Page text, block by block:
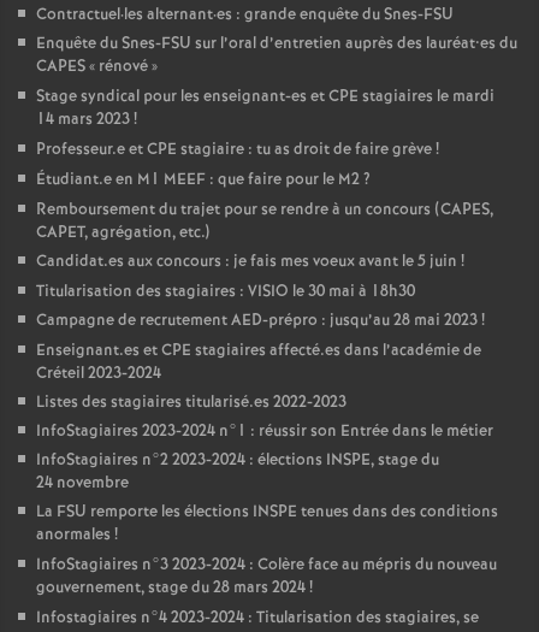
Contractuel·les alternant·es : grande enquête du Snes-FSU
Enquête du Snes-FSU sur l’oral d’entretien auprès des lauréat•es du
CAPES« rénové»
Stage syndical pour les enseignant-es etCPE stagiaires le mardi
14 mars 2023!
Professeur.e etCPE stagiaire : tu as droit de faire grève!
Étudiant.e en M1 MEEF : que faire pour le M2?
Remboursement du trajet pour se rendre à un concours (CAPES,
CAPET, agrégation, etc.)
Candidat.es aux concours : je fais mes voeux avant le 5 juin !
Titularisation des stagiaires : VISIO le 30 mai à 18h30
Campagne de recrutementAED-prépro : jusqu’au 28 mai 2023!
Enseignant.es etCPE stagiaires affecté.es dans l’académie de
Créteil 2023-2024
Listes des stagiaires titularisé.es 2022-2023
InfoStagiaires 2023-2024 n°1 : réussir son Entrée dans le métier
InfoStagiaires n°2 2023-2024 : élections INSPE, stage du
24 novembre
La FSU remporte les élections INSPE tenues dans des conditions
anormales !
InfoStagiaires n°3 2023-2024 : Colère face au mépris du nouveau
gouvernement, stage du 28 mars 2024!
Infostagiaires n°4 2023-2024 : Titularisation des stagiaires, se